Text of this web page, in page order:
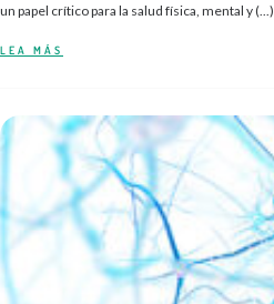
un papel crítico para la salud física, mental y (...)
LEA MÁS